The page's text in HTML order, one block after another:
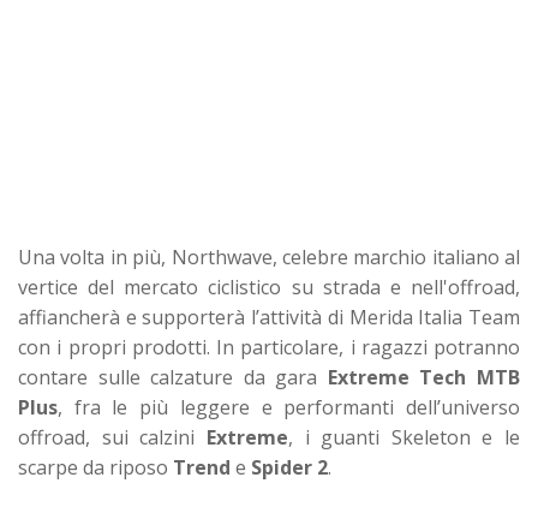
Una volta in più, Northwave, celebre marchio italiano al
vertice del mercato ciclistico su strada e nell'offroad,
affiancherà e supporterà l’attività di Merida Italia Team
con i propri prodotti. In particolare, i ragazzi potranno
contare sulle calzature da gara Extreme Tech MTB
Plus, fra le più leggere e performanti dell’universo
offroad, sui calzini Extreme, i guanti Skeleton e le
scarpe da riposo Trend e Spider 2.